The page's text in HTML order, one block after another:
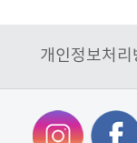
개인정보처리